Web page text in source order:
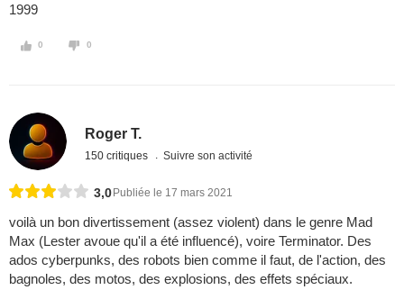
1999
0 0
Roger T.
150 critiques Suivre son activité
3,0 Publiée le 17 mars 2021
voilà un bon divertissement (assez violent) dans le genre Mad
Max (Lester avoue qu'il a été influencé), voire Terminator. Des
ados cyberpunks, des robots bien comme il faut, de l'action, des
bagnoles, des motos, des explosions, des effets spéciaux.